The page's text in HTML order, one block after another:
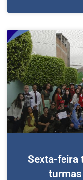
Sexta-feira
turmas